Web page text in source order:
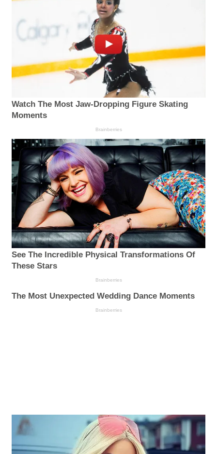
Watch The Most Jaw‑Dropping Figure Skating
Moments
Brainberries
See The Incredible Physical Transformations Of
These Stars
Brainberries
The Most Unexpected Wedding Dance Moments
Brainberries